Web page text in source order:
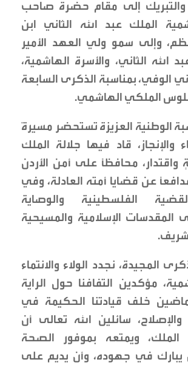
والتبريك إلى مقام حضرة صاحب
الملك عبد الله الثاني ابن
وإلى سمو ولي العهد الأمير
الله الثاني، والأسرة الهاشمية،
الوفي، بمناسبة الذكرى السابعة
الملكي الهاشمي.
الوطنية العزيزة تستحضر مسيرةً
والإنجاز، قاد فيها جلالة الملك
محافظاً على أمن الأردن
عن قضايا أمته العادلة، وفي
الفلسطينية والوصاية
المقدسات الإسلامية والمسيحية
المجيدة، نجدد الولاء والانتماء
مؤكدين التفافنا حول الراية
خلف قيادتنا الحكيمة في
والإصلاح، سائلين الله تعالى أن
الملك، ويمتعه بموفور الصحة
يبارك في جهوده، وأن يديم على